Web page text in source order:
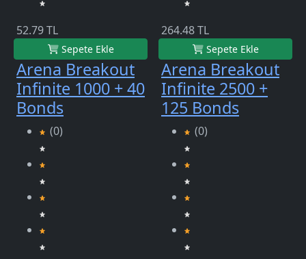
52.79 TL
Sepete Ekle
264.48 TL
Sepete Ekle
Arena Breakout
Infinite 1000 + 40
Bonds
(0)
Arena Breakout
Infinite 2500 +
125 Bonds
(0)